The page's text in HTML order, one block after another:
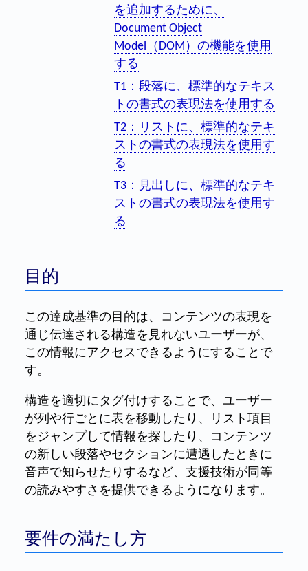
を追加するために、
Document Object
Model（DOM）の機能を使用
する
T1：段落に、標準的なテキス
トの書式の表現法を使用する
T2：リストに、標準的なテキ
ストの書式の表現法を使用す
る
T3：見出しに、標準的なテキ
ストの書式の表現法を使用す
る
目的
この達成基準の目的は、コンテンツの表現を
通じ伝達される構造を見れないユーザーが、
この情報にアクセスできるようにすることで
す。
構造を適切にタグ付けすることで、ユーザー
が列や行ごとに表を移動したり、リスト項目
をジャンプして情報を探したり、コンテンツ
の新しい段落やセクションに遭遇したときに
音声で知らせたりするなど、支援技術が同等
の読みやすさを提供できるようになります。
要件の満たし方